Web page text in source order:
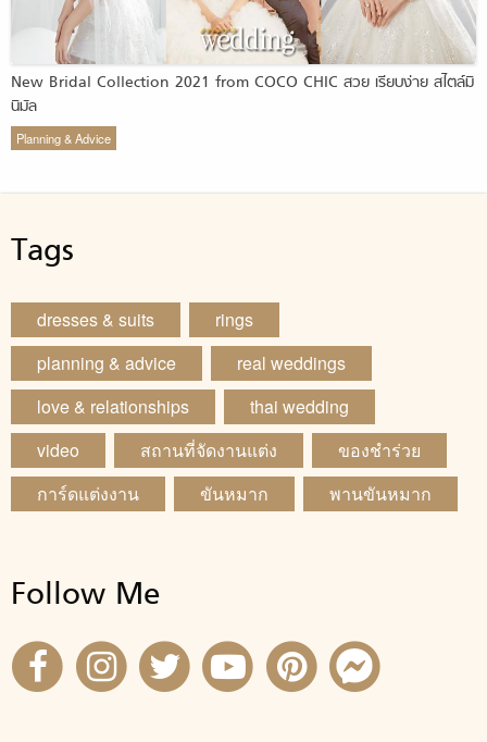
New Bridal Collection 2021 from COCO CHIC สวย เรียบง่าย สไตล์มิ
นิมัล
Planning & Advice
Tags
dresses & suits
rings
planning & advice
real weddings
love & relationships
thai wedding
video
สถานที่จัดงานแต่ง
ของชำร่วย
การ์ดแต่งงาน
ขันหมาก พานขันหมาก
Follow Me